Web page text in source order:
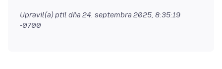
Upravil(a) ptil dňa 24. septembra 2025, 8:35:19
-0700